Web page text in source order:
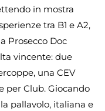
in mostra
tra B1 e A2,
Prosecco Doc
vincente: due
una CEV
per Club. Giocando
pallavolo, italiana e